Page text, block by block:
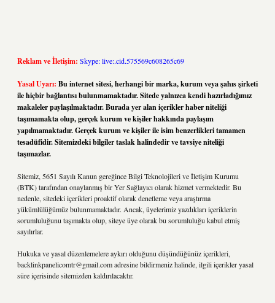
Reklam ve İletişim: Skype: live:.cid.575569c608265c69
Yasal Uyarı: Bu internet sitesi, herhangi bir marka, kurum veya şahıs şirketi
ile hiçbir bağlantısı bulunmamaktadır. Sitede yalnızca kendi hazırladığımız
makaleler paylaşılmaktadır. Burada yer alan içerikler haber niteliği
taşımamakta olup, gerçek kurum ve kişiler hakkında paylaşım
yapılmamaktadır. Gerçek kurum ve kişiler ile isim benzerlikleri tamamen
tesadüfidir. Sitemizdeki bilgiler taslak halindedir ve tavsiye niteliği
taşımazlar.
Sitemiz, 5651 Sayılı Kanun gereğince Bilgi Teknolojileri ve İletişim Kurumu
(BTK) tarafından onaylanmış bir Yer Sağlayıcı olarak hizmet vermektedir. Bu
nedenle, sitedeki içerikleri proaktif olarak denetleme veya araştırma
yükümlülüğümüz bulunmamaktadır. Ancak, üyelerimiz yazdıkları içeriklerin
sorumluluğunu taşımakta olup, siteye üye olarak bu sorumluluğu kabul etmiş
sayılırlar.
Hukuka ve yasal düzenlemelere aykırı olduğunu düşündüğünüz içerikleri,
backlinkpanelicomtr@gmail.comadresine bildirmeniz halinde, ilgili içerikler yasal
süre içerisinde sitemizden kaldırılacaktır.